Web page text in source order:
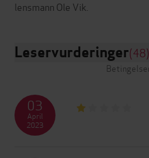
Leservurderinger(48)
03
April
2023